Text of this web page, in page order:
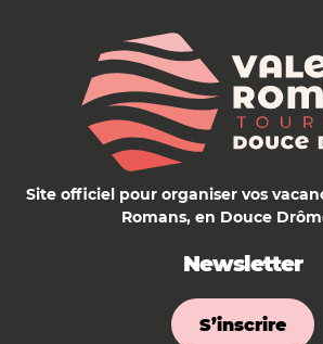
Site officiel pour organiser vos
Romans, en Douce
Newsletter
S’inscrire